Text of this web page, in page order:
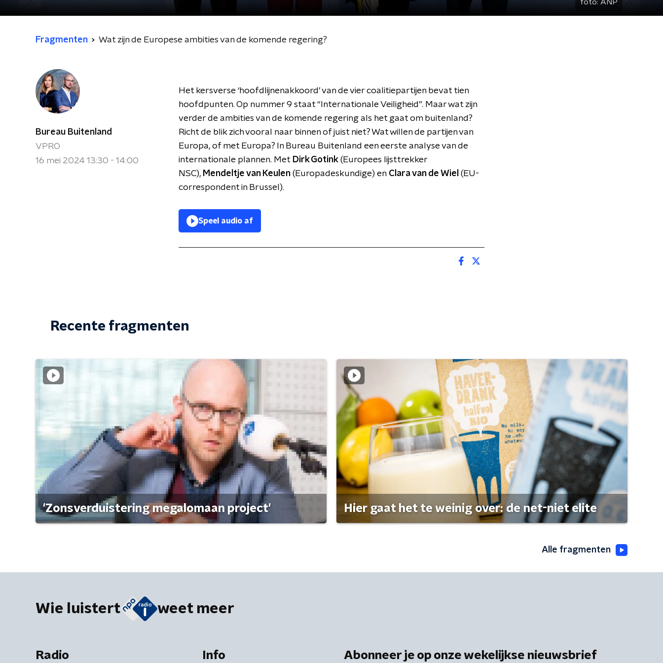
foto: ANP
Fragmenten Wat zijn de Europese ambities van de komende regering?
Bureau Buitenland
VPRO
16 mei 2024 13:30 - 14:00
Het kersverse ‘hoofdlijnenakkoord’ van de vier coalitiepartijen bevat tien
hoofdpunten. Op nummer 9 staat “Internationale Veiligheid”. Maar wat zijn
verder de ambities van de komende regering als het gaat om buitenland?
Richt de blik zich vooral naar binnen of juist niet? Wat willen de partijen van
Europa, of met Europa? In Bureau Buitenland een eerste analyse van de
internationale plannen. Met Dirk Gotink (Europees lijsttrekker
NSC), Mendeltje van Keulen (Europadeskundige) en Clara van de Wiel (EU-
correspondent in Brussel).
Speel audio af
Recente fragmenten
'Zonsverduistering megalomaan project' Hier gaat het te weinig over: de net-niet elite
Alle fragmenten
Wie luistert weet meer
Radio Info Abonneer je op onze wekelijkse nieuwsbrief